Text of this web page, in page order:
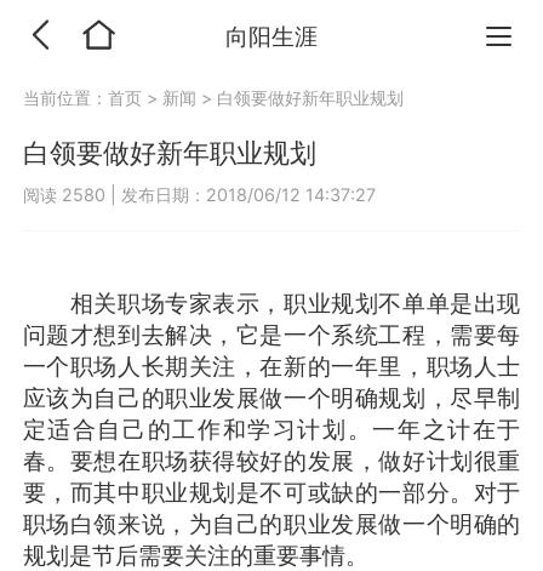
向阳生涯
当前位置：首页 > 新闻 > 白领要做好新年职业规划
白领要做好新年职业规划
阅读 2580 发布日期：2018/06/12 14:37:27
相关职场专家表示，职业规划不单单是出现
问题才想到去解决，它是一个系统工程，需要每
一个职场人长期关注，在新的一年里，职场人士
应该为自己的职业发展做一个明确规划，尽早制
定适合自己的工作和学习计划。一年之计在于
春。要想在职场获得较好的发展，做好计划很重
要，而其中职业规划是不可或缺的一部分。对于
职场白领来说，为自己的职业发展做一个明确的
规划是节后需要关注的重要事情。